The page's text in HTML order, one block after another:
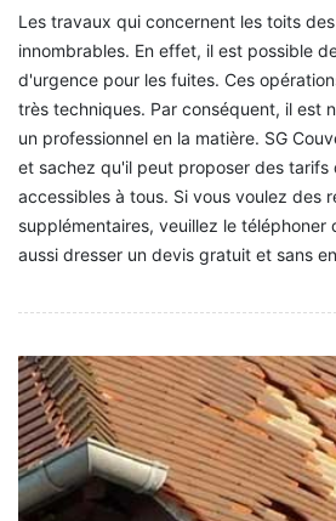
Les travaux qui concernent les toits
innombrables. En effet, il est possible
d'urgence pour les fuites. Ces
très techniques. Par conséquent, il est
un professionnel en la matière. SG
et sachez qu'il peut proposer des tarifs
accessibles à tous. Si vous voulez des
supplémentaires, veuillez le téléphoner
aussi dresser un devis gratuit et sans